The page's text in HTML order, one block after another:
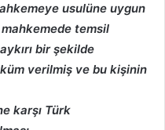
usulüne uygun
temsil
aykırı bir şekilde
verilmiş ve bu kişinin
karşı Türk